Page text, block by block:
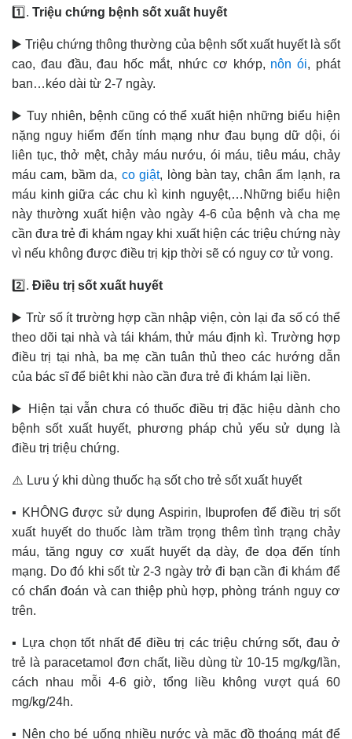
1️⃣. Triệu chứng bệnh sốt xuất huyết
▶️ Triệu chứng thông thường của bệnh sốt xuất huyết là sốt
cao, đau đầu, đau hốc mắt, nhức cơ khớp, nôn ói, phát
ban…kéo dài từ 2-7 ngày.
▶️ Tuy nhiên, bệnh cũng có thể xuất hiện những biểu hiện
nặng nguy hiểm đến tính mạng như đau bụng dữ dội, ói
liên tục, thở mệt, chảy máu nướu, ói máu, tiêu máu, chảy
máu cam, bầm da, co giật, lòng bàn tay, chân ẩm lạnh, ra
máu kinh giữa các chu kì kinh nguyệt,…Những biểu hiện
này thường xuất hiện vào ngày 4-6 của bệnh và cha mẹ
cần đưa trẻ đi khám ngay khi xuất hiện các triệu chứng này
vì nếu không được điều trị kịp thời sẽ có nguy cơ tử vong.
2️⃣. Điều trị sốt xuất huyết
▶️ Trừ số ít trường hợp cần nhập viện, còn lại đa số có thể
theo dõi tại nhà và tái khám, thử máu định kì. Trường hợp
điều trị tại nhà, ba mẹ cần tuân thủ theo các hướng dẫn
của bác sĩ để biêt khi nào cần đưa trẻ đi khám lại liền.
▶️ Hiện tại vẫn chưa có thuốc điều trị đặc hiệu dành cho
bệnh sốt xuất huyết, phương pháp chủ yếu sử dụng là
điều trị triệu chứng.
⚠️ Lưu ý khi dùng thuốc hạ sốt cho trẻ sốt xuất huyết
▪️ KHÔNG được sử dụng Aspirin, Ibuprofen để điều trị sốt
xuất huyết do thuốc làm trầm trọng thêm tình trạng chảy
máu, tăng nguy cơ xuất huyết dạ dày, đe dọa đến tính
mạng. Do đó khi sốt từ 2-3 ngày trở đi bạn cần đi khám để
có chẩn đoán và can thiệp phù hợp, phòng tránh nguy cơ
trên.
▪️ Lựa chọn tốt nhất để điều trị các triệu chứng sốt, đau ở
trẻ là paracetamol đơn chất, liều dùng từ 10-15 mg/kg/lần,
cách nhau mỗi 4-6 giờ, tổng liều không vượt quá 60
mg/kg/24h.
▪️ Nên cho bé uống nhiều nước và mặc đồ thoáng mát để